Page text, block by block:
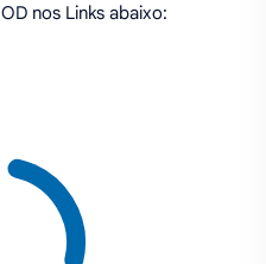
nos Links abaixo: